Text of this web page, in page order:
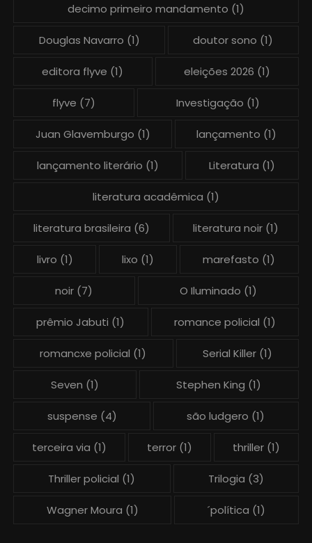
decimo primeiro mandamento (1)
Douglas Navarro (1) doutor sono (1)
editora flyve (1) eleições 2026 (1)
flyve (7) Investigação (1)
Juan Glavemburgo (1) lançamento (1)
lançamento literário (1) Literatura (1)
literatura acadêmica (1)
literatura brasileira (6) literatura noir(1)
livro (1) lixo (1) marefasto (1)
noir (7) O Iluminado (1)
prêmio Jabuti (1) romance policial (1)
romancxe policial (1) Serial Killer(1)
Seven (1) Stephen King (1)
suspense (4) são ludgero (1)
terceira via (1) terror(1) thriller(1)
Thriller policial (1) Trilogia (3)
Wagner Moura (1) ´política (1)